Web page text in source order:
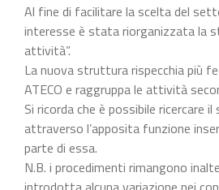
Al fine di facilitare la scelta del
interesse è stata riorganizzata la
attività”.
La nuova struttura rispecchia più
ATECO e raggruppa le attività
Si ricorda che è possibile ricercare
attraverso l’apposita funzione
parte di essa.
N.B. i procedimenti rimangono